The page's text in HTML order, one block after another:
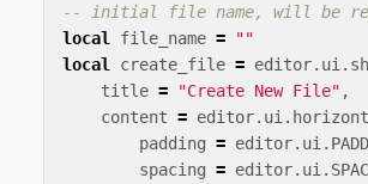
-- initial file name, will be
local
file_name =
""
local
create_file = editor. ui .
title = "Create New File" ,
content = editor. ui .
padding = editor. ui .
spacing = editor. ui .